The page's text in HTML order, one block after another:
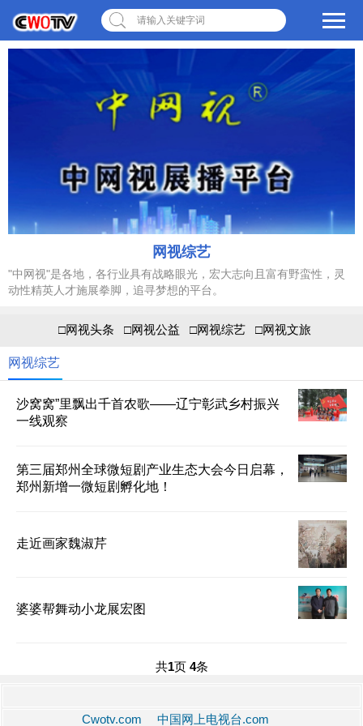
请输入关键字词
网视综艺
"中网视"是各地，各行业具有战略眼光，宏大志向且富有野蛮性，灵
动性精英人才施展拳脚，追寻梦想的平台。
□网视头条 □网视公益 □网视综艺 □网视文旅
网视综艺
沙窝窝”里飘出千首农歌——辽宁彰武乡村振兴
一线观察
第三届郑州全球微短剧产业生态大会今日启幕，
郑州新增一微短剧孵化地！
走近画家魏淑芹
婆婆帮舞动小龙展宏图
共1页 4条
Cwotv.com 中国网上电视台.com